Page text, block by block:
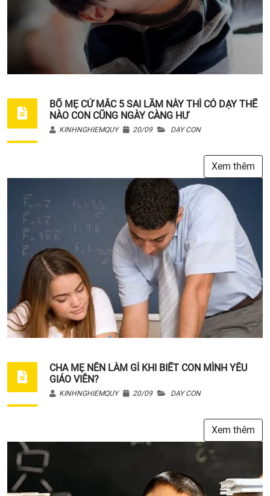
BỐ MẸ CỨ MẮC 5 SAI LẦM NÀY THÌ CÓ DẠY THẾ
NÀO CON CŨNG NGÀY CÀNG HƯ
KINHNGHIEMQUY 20/09 DẠY CON
Xem thêm
CHA MẸ NÊN LÀM GÌ KHI BIẾT CON MÌNH YÊU
GIÁO VIÊN?
KINHNGHIEMQUY 20/09 DẠY CON
Xem thêm